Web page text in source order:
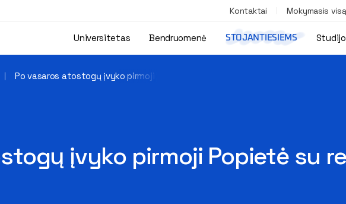
Kontaktai Mokymasis
Universitetas Bendruomenė STOJANTIESIEMS
Po vasaros atostogų įvyko pirmoji Popietė su rektoriumi
įvyko pirmoji Popietė su